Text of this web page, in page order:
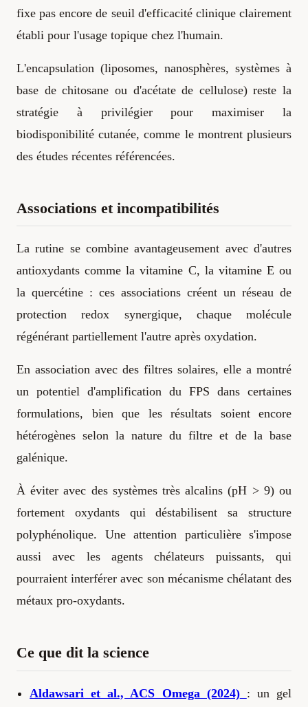
fixe pas encore de seuil d'efficacité clinique clairement
établi pour l'usage topique chez l'humain.
L'encapsulation (liposomes, nanosphères, systèmes à
base de chitosane ou d'acétate de cellulose) reste la
stratégie à privilégier pour maximiser la
biodisponibilité cutanée, comme le montrent plusieurs
des études récentes référencées.
Associations et incompatibilités
La rutine se combine avantageusement avec d'autres
antioxydants comme la vitamine C, la vitamine E ou
la quercétine : ces associations créent un réseau de
protection redox synergique, chaque molécule
régénérant partiellement l'autre après oxydation.
En association avec des filtres solaires, elle a montré
un potentiel d'amplification du FPS dans certaines
formulations, bien que les résultats soient encore
hétérogènes selon la nature du filtre et de la base
galénique.
À éviter avec des systèmes très alcalins (pH > 9) ou
fortement oxydants qui déstabilisent sa structure
polyphénolique. Une attention particulière s'impose
aussi avec les agents chélateurs puissants, qui
pourraient interférer avec son mécanisme chélatant des
métaux pro-oxydants.
Ce que dit la science
Aldawsari et al., ACS Omega (2024) : un gel